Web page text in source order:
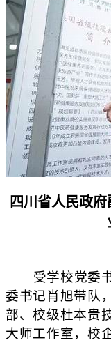
四川省人民政
受学校党委书
委书记肖旭带队
部、校级杜本贵
大师工作室，校